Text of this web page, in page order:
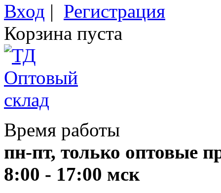
Вход | Регистрация
Корзина пуста
Время работы
пн-пт, только оптовые
8:00 - 17:00 мск